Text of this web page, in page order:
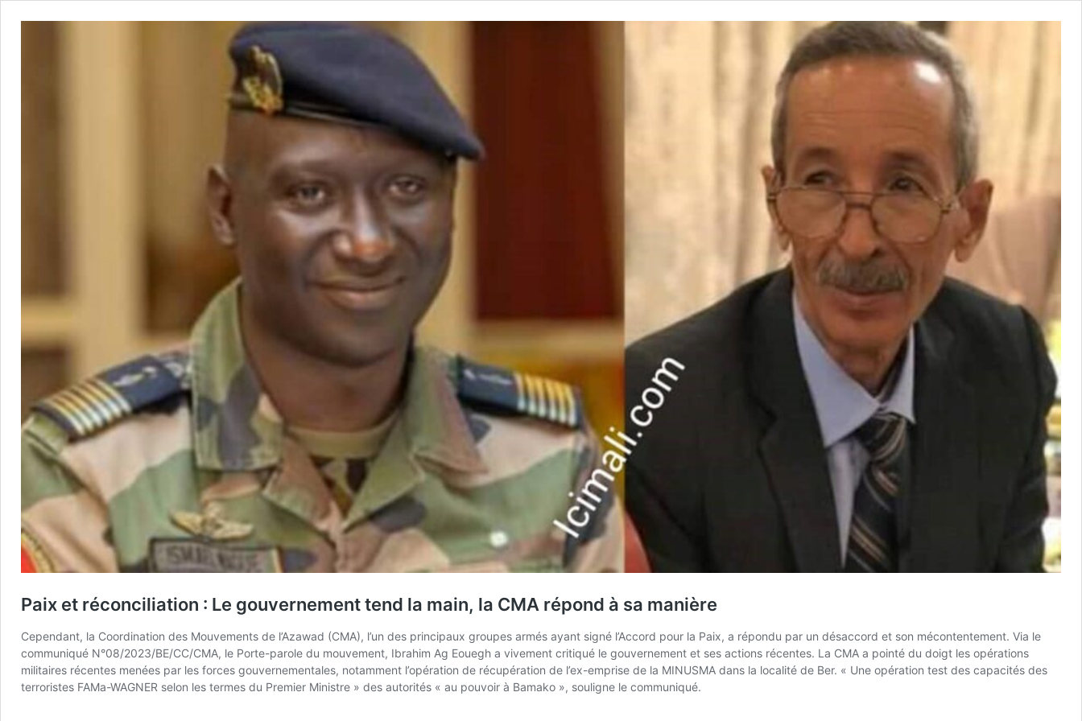
Paix et réconciliation : Le gouvernement tend la main, la CMA répond à sa manière
Cependant, la Coordination des Mouvements de l’Azawad (CMA), l’un des principaux groupes armés ayant signé l’Accord pour la Paix, a répondu par un désaccord et son mécontentement. Via le
communiqué N°08/2023/BE/CC/CMA, le Porte-parole du mouvement, Ibrahim Ag Eouegh a vivement critiqué le gouvernement et ses actions récentes. La CMA a pointé du doigt les opérations
militaires récentes menées par les forces gouvernementales, notamment l’opération de récupération de l’ex-emprise de la MINUSMA dans la localité de Ber. « Une opération test des capacités des
terroristes FAMa-WAGNER selon les termes du Premier Ministre » des autorités « au pouvoir à Bamako », souligne le communiqué.